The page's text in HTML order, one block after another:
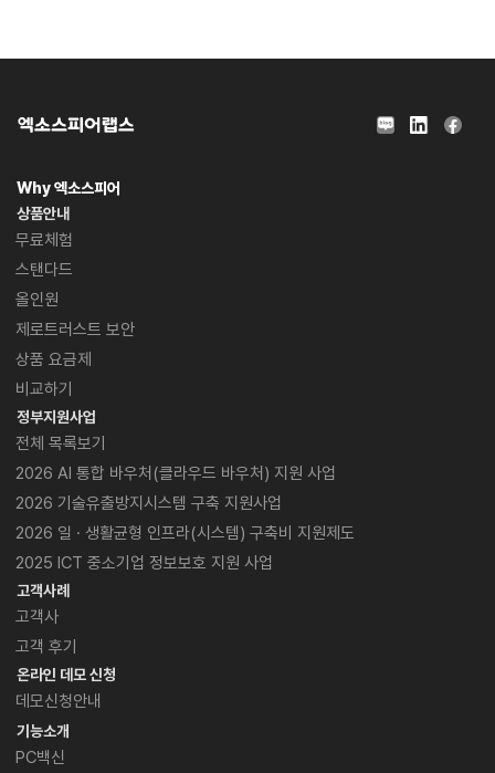
Why 엑소스피어
상품안내
무료체험
스탠다드
올인원
제로트러스트 보안
상품 요금제
비교하기
정부지원사업
전체 목록보기
2026 AI 통합 바우처 (클라우드 바우처) 지원 사업
2026 기술유출방지 시스템 구축 지원사업
2026 일 · 생활균형 인프라(시스템) 구축비 지원제도
2025 ICT 중소기업 정보보호 지원 사업
고객사례
고객사
고객 후기
온라인 데모 신청
데모신청안내
기능소개
PC백신